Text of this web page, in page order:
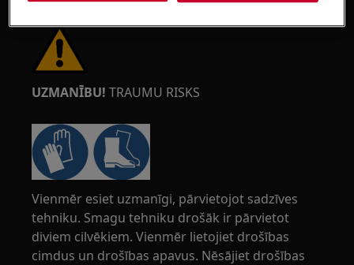
UZMANĪBU! TRAUMU RISKS
Vienmēr esiet uzmanīgi, pārvietojot sadzīves
tehniku. Smagu tehniku drošāk ir pārvietot
diviem cilvēkiem. Vienmēr lietojiet drošības
cimdus un drošības apavus. Nēsājiet drošības